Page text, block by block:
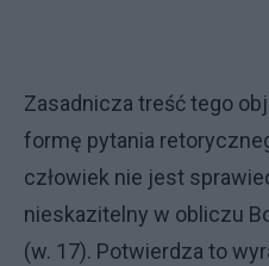
Zasadni­cza treść tego
formę pytania
człowiek nie jest
nieskazi­telny w obliczu
(w. 17). Potwierdza to